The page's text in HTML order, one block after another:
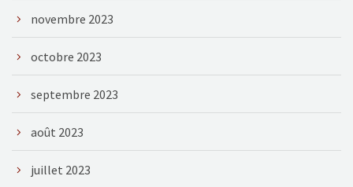
novembre 2023
octobre 2023
septembre 2023
août 2023
juillet 2023